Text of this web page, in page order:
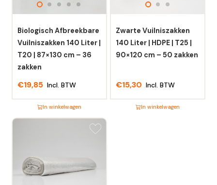
Biologisch Afbreekbare
Vuilniszakken 140 Liter |
T20 | 87×130 cm – 36
zakken
€19,85 Incl. BTW
In winkelwagen
Dit
meerdere
variaties.
Zwarte Vuilniszakken
140 Liter | HDPE | T25 |
90×120 cm – 50 zakken
€15,30 Incl. BTW
In winkelwagen